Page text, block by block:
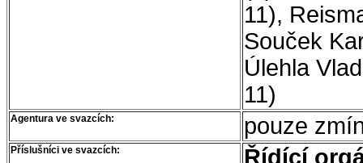
11),
Souček
Úlehla
11)
Agentura ve svazcích: pouze
Příslušníci ve svazcích:
Řídící